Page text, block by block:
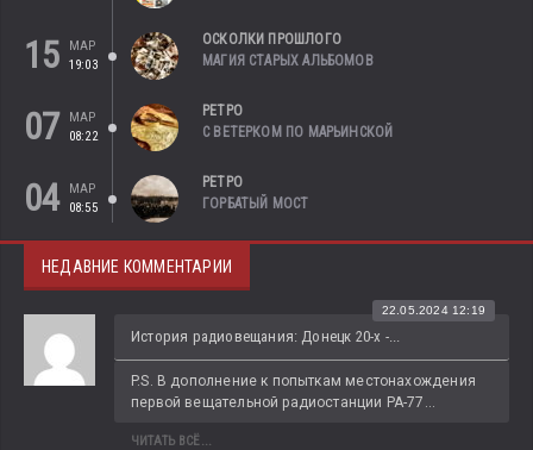
15
МАР
19:03
ОСКОЛКИ ПРОШЛОГО
МАГИЯ СТАРЫХ АЛЬБОМОВ
07
МАР
08:22
РЕТРО
С ВЕТЕРКОМ ПО МАРЬИНСКОЙ
04
МАР
08:55
РЕТРО
ГОРБАТЫЙ МОСТ
НЕДАВНИЕ КОММЕНТАРИИ
История радиовещания: Донецк 20-х -...
22.05.2024 12:19
P.S. В дополнение к попыткам местонахождения
первой вещательной радиостанции РА-77...
ЧИТАТЬ ВСЁ...